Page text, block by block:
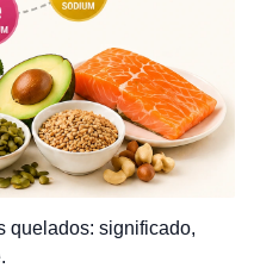
quelados: significado,